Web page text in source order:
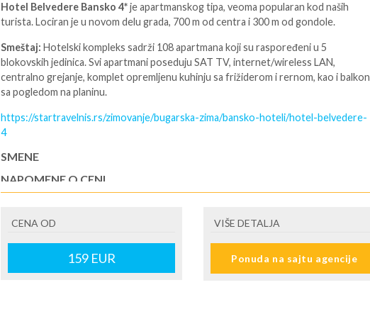
Hotel Belvedere Bansko 4*je apartmanskog tipa, veoma popularan kod naših
turista. Lociran je u novom delu grada, 700 m od centra i 300 m od gondole.
Smeštaj: Hotelski kompleks sadrži 108 apartmana koji su raspoređeni u 5
blokovskih jedinica. Svi apartmani poseduju SAT TV, internet/wireless LAN,
centralno grejanje, komplet opremljenu kuhinju sa frižiderom i rernom, kao i balkon
sa pogledom na planinu.
https://startravelnis.rs/zimovanje/bugarska-zima/bansko-hoteli/hotel-belvedere-
4
SMENE
NAPOMENE O CENI
U CENU NIJE UKLJUČENO
CENA OD
159EUR
VIŠE DETALJA
Ponuda na sajtu agencije